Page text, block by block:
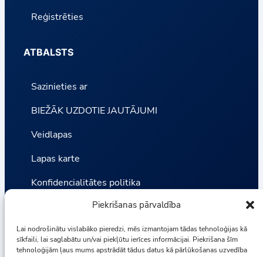
Piekrišanas pārvaldība
Lai nodrošinātu vislabāko pieredzi, mēs izmantojam tādas tehnoloģijas kā
sīkfaili, lai saglabātu un/vai piekļūtu ierīces informācijai. Piekrišana šīm
tehnoloģijām ļaus mums apstrādāt tādus datus kā pārlūkošanas uzvedība
Reģistrēties
ATBALSTS
Sazinieties ar
BIEŽĀK UZDOTIE JAUTĀJUMI
Veidlapas
Lapas karte
Konfidencialitātes politika
Noteikumi un nosacījumi
Statistika